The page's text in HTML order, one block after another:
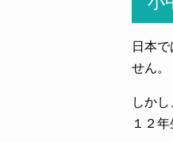
日本
せん。
しか
１２